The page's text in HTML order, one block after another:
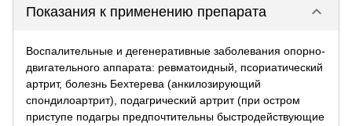
Показания к применению препарата keyboard_arrow_down
Воспалительные и дегенеративные заболевания опорно-
двигательного аппарата: ревматоидный, псориатический
артрит, болезнь Бехтерева (анкилозирующий
спондилоартрит), подагрический артрит (при остром
приступе подагры предпочтительны быстродействующие